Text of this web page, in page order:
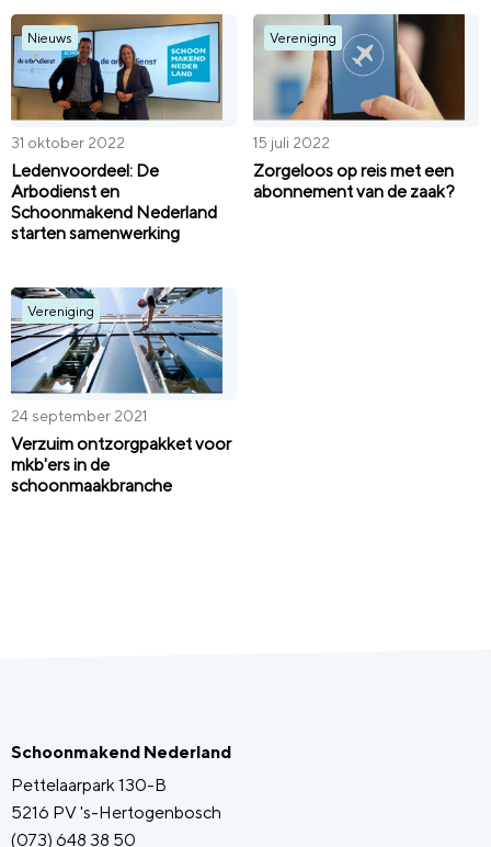
Nieuws
31 oktober 2022
Ledenvoordeel: De
Arbodienst en
Schoonmakend Nederland
starten samenwerking
Vereniging
15 juli 2022
Zorgeloos op reis met een
abonnement van de zaak?
Vereniging
24 september 2021
Verzuim ontzorgpakket voor
mkb'ers in de
schoonmaakbranche
Schoonmakend Nederland
Pettelaarpark 130-B
5216 PV 's-Hertogenbosch
(073) 648 38 50